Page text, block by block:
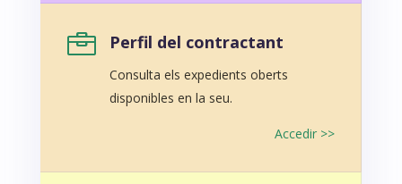
 Perfil del contractant
Consulta els expedients oberts
disponibles en la seu.
Accedir >>